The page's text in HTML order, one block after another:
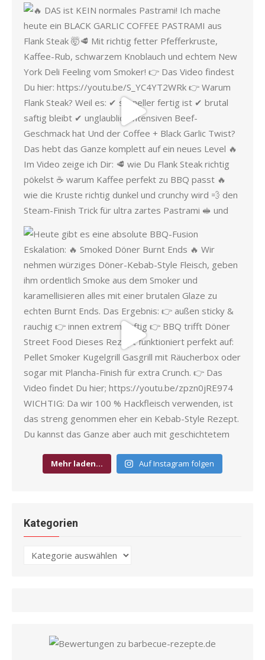
Mehr laden… Auf Instagram folgen
Kategorien
Kategorien